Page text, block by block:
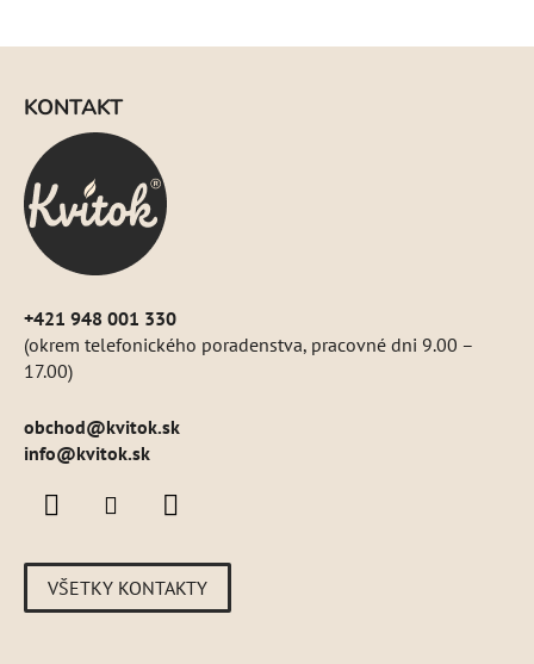
KONTAKT
+421 948 001 330
(okrem telefonického poradenstva, pracovné dni 9.00 –
17.00)
obchod@kvitok.sk
info@kvitok.sk
VŠETKY KONTAKTY